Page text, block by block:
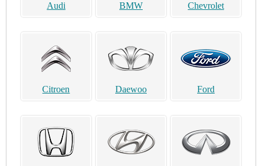
Audi BMW Chevrolet
Citroen Daewoo Ford